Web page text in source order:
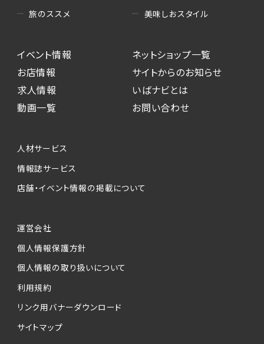
旅のススメ
美味しおスタイル
イベント情報
お店情報
求人情報
動画一覧
ネットショップ一覧
サイトからのお知らせ
いばナビとは
お問い合わせ
人材サービス
情報誌サービス
店舗・イベント情報の掲載について
運営会社
個人情報保護方針
個人情報の取り扱いについて
利用規約
リンク用バナーダウンロード
サイトマップ